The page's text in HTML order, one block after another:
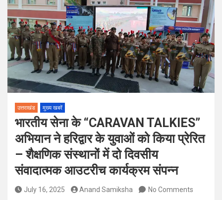
पदों पर होगा चयन
विश्व संस्कृत दिवस से पूर्व, उत्तराखण्ड ने वैश्विक स्तर पर संस्कृत के प्रसार
को दिया नया आयाम
उत्तराखंड मुख्य खबरें
भारतीय सेना के “CARAVAN TALKIES”
अभियान ने हरिद्वार के युवाओं को किया प्रेरित
– शैक्षणिक संस्थानों में दो दिवसीय
संवादात्मक आउटरीच कार्यक्रम संपन्न
July 16, 2025 Anand Samiksha No Comments